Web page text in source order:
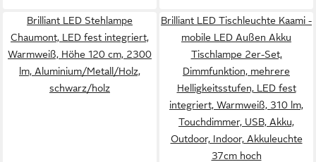
Brilliant LED Stehlampe
Chaumont, LED fest integriert,
Warmweiß, Höhe 120 cm, 2300
lm, Aluminium/Metall/Holz,
schwarz/holz
Brilliant LED Tischleuchte Kaami -
mobile LED Außen Akku
Tischlampe 2er-Set,
Dimmfunktion, mehrere
Helligkeitsstufen, LED fest
integriert, Warmweiß, 310 lm,
Touchdimmer, USB, Akku,
Outdoor, Indoor, Akkuleuchte
37cm hoch